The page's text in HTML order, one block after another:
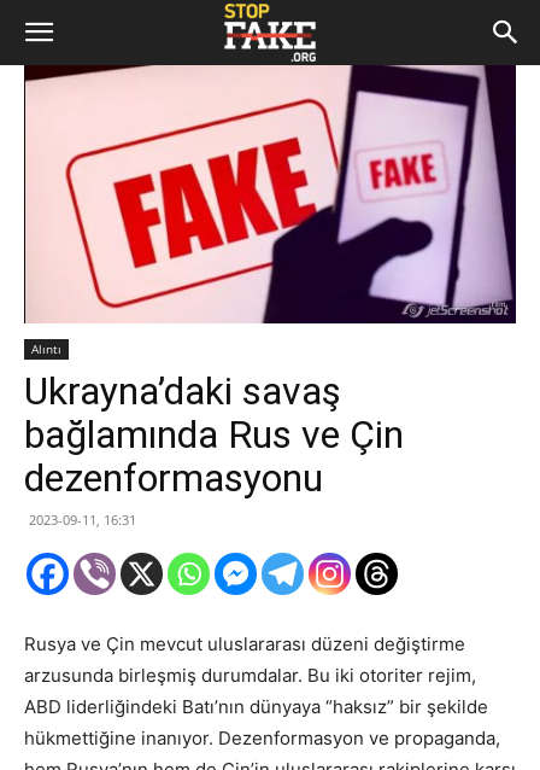
Alıntı
Ukrayna’daki savaş
bağlamında Rus ve Çin
dezenformasyonu
2023-09-11, 16:31
Rusya ve Çin mevcut uluslararası düzeni değiştirme
arzusunda birleşmiş durumdalar. Bu iki otoriter rejim,
ABD liderliğindeki Batı’nın dünyaya “haksız” bir şekilde
hükmettiğine inanıyor. Dezenformasyon ve propaganda,